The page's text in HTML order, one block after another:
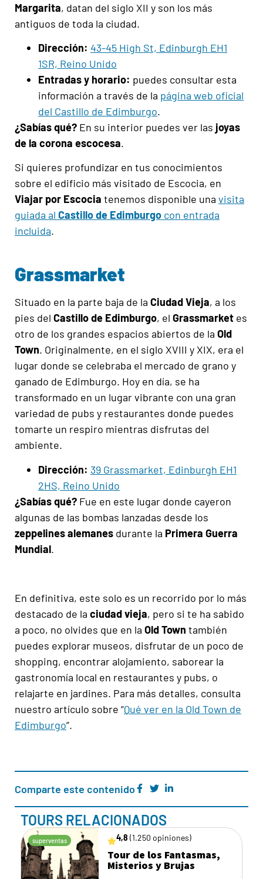
Margarita, datan del siglo XII y son los más
antiguos de toda la ciudad.
Dirección: 43-45 High St, Edinburgh EH1
1SR, Reino Unido
Entradas y horario: puedes consultar esta
información a través de la página web oficial
del Castillo de Edimburgo.
¿Sabías qué? En su interior puedes ver las joyas
de la corona escocesa.
Si quieres profundizar en tus conocimientos
sobre el edificio más visitado de Escocia, en
Viajar por Escocia tenemos disponible una visita
guiada al Castillo de Edimburgo con entrada
incluida.
Grassmarket
Situado en la parte baja de la Ciudad Vieja, a los
pies del Castillo de Edimburgo, el Grassmarket es
otro de los grandes espacios abiertos de la Old
Town. Originalmente, en el siglo XVIII y XIX, era el
lugar donde se celebraba el mercado de grano y
ganado de Edimburgo. Hoy en día, se ha
transformado en un lugar vibrante con una gran
variedad de pubs y restaurantes donde puedes
tomarte un respiro mientras disfrutas del
ambiente.
Dirección: 39 Grassmarket, Edinburgh EH1
2HS, Reino Unido
¿Sabías qué? Fue en este lugar donde cayeron
algunas de las bombas lanzadas desde los
zeppelines alemanes durante la Primera Guerra
Mundial.
En definitiva, este solo es un recorrido por lo más
destacado de la ciudad vieja, pero si te ha sabido
a poco, no olvides que en la Old Town también
puedes explorar museos, disfrutar de un poco de
shopping, encontrar alojamiento, saborear la
gastronomía local en restaurantes y pubs, o
relajarte en jardines. Para más detalles, consulta
nuestro artículo sobre “Qué ver en la Old Town de
Edimburgo”.
Comparte este contenido
TOURS RELACIONADOS
superventas 4,8 (1.250 opiniones)
Tour de los Fantasmas,
Misterios y Brujas